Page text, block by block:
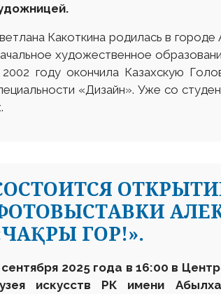
Какоткина родилась в
художественное
году окончила Казахскую
«Дизайн». Уже со
ГОР!».
сентября 2025 года в 16:00 в
искусств РК имени